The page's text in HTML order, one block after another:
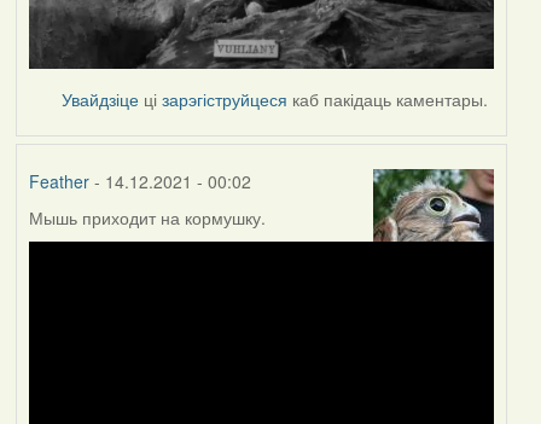
Увайдзіце цізарэгіструйцеся каб пакідаць каментары.
Feather- 14.12.2021 - 00:02
Мышь приходит на кормушку.